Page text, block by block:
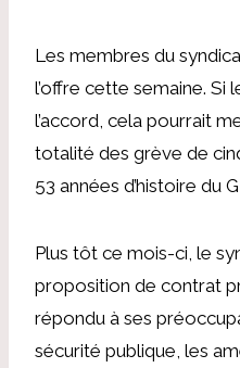
Les membres du
l’offre cette semaine. Si
l’accord, cela pourrait
totalité des grève de
53 années d’histoire du
Plus tôt ce mois-ci, le
proposition de contrat
répondu à ses
sécurité publique, les